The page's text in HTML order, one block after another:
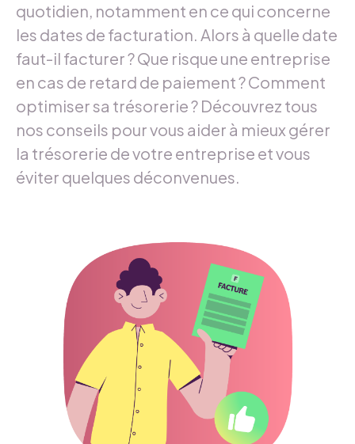
quotidien, notamment en ce qui concerne
les dates de facturation. Alors à quelle date
faut-il facturer ? Que risque une entreprise
en cas de retard de paiement ? Comment
optimiser sa trésorerie ? Découvrez tous
nos conseils pour vous aider à mieux gérer
la trésorerie de votre entreprise et vous
éviter quelques déconvenues.